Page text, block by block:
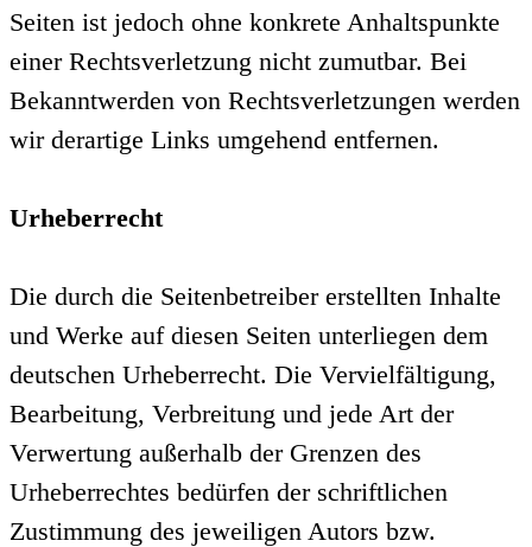
Seiten ist jedoch ohne konkrete Anhaltspunkte
einer Rechtsverletzung nicht zumutbar. Bei
Bekanntwerden von Rechtsverletzungen werden
wir derartige Links umgehend entfernen.
Urheberrecht
Die durch die Seitenbetreiber erstellten Inhalte
und Werke auf diesen Seiten unterliegen dem
deutschen Urheberrecht. Die Vervielfältigung,
Bearbeitung, Verbreitung und jede Art der
Verwertung außerhalb der Grenzen des
Urheberrechtes bedürfen der schriftlichen
Zustimmung des jeweiligen Autors bzw.